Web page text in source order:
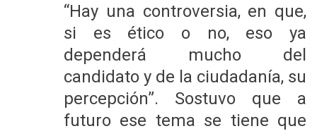
“Hay una controversia, en que,
si es ético o no, eso ya
dependerá mucho del
candidato y de la ciudadanía, su
percepción”. Sostuvo que a
futuro ese tema se tiene que